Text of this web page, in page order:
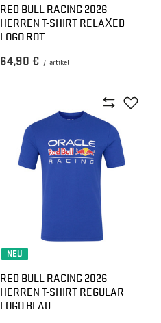
RED BULL RACING 2026
HERREN T-SHIRT RELAXED
LOGO ROT
64,90 € / artikel
NEU
RED BULL RACING 2026
HERREN T-SHIRT REGULAR
LOGO BLAU